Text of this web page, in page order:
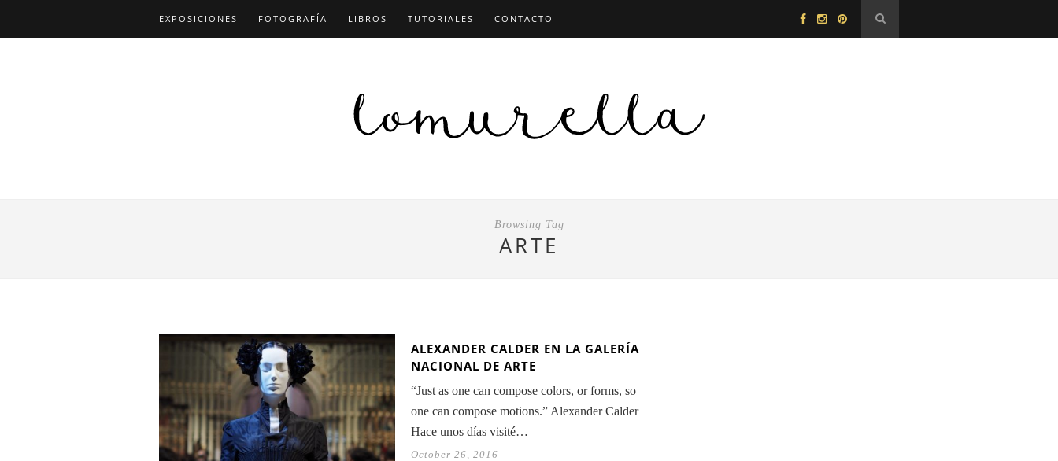
EXPOSICIONES FOTOGRAFÍA LIBROS TUTORIALES CONTACTO
Browsing Tag
ARTE
ALEXANDER CALDER EN LA GALERÍA
NACIONAL DE ARTE
“Just as one can compose colors, or forms, so
one can compose motions.” Alexander Calder
Hace unos días visité…
October 26, 2016